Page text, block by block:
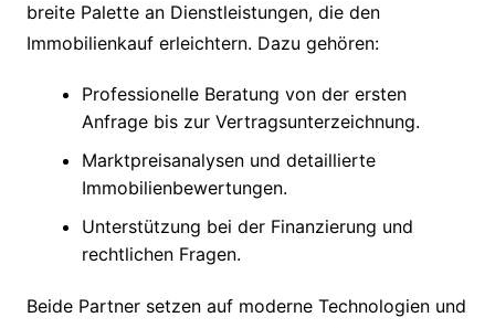
breite Palette an Dienstleistungen, die den
Immobilienkauf erleichtern. Dazu gehören:
Professionelle Beratung von der ersten
Anfrage bis zur Vertragsunterzeichnung.
Marktpreisanalysen und detaillierte
Immobilienbewertungen.
Unterstützung bei der Finanzierung und
rechtlichen Fragen.
Beide Partner setzen auf moderne Technologien und